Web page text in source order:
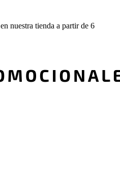
en nuestra tienda a partir de 6